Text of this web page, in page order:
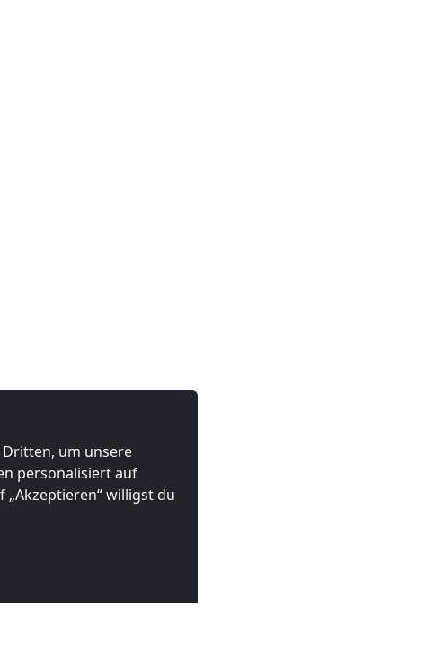
Dritten, um unsere
personalisiert auf
„Akzeptieren“ willigst du